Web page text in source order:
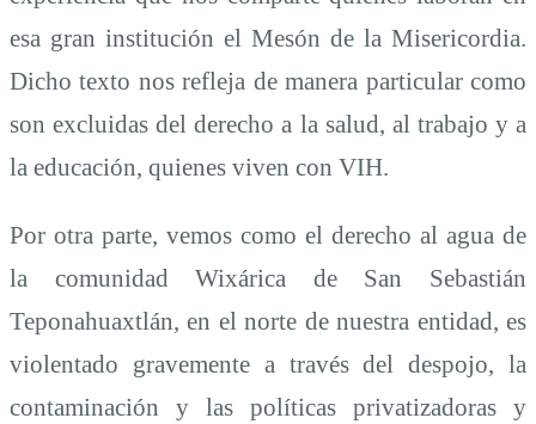
esa gran institución el Mesón de la Misericordia.
Dicho texto nos refleja de manera particular como
son excluidas del derecho a la salud, al trabajo y a
la educación, quienes viven con VIH.
Por otra parte, vemos como el derecho al agua de
la comunidad Wixárica de San Sebastián
Teponahuaxtlán, en el norte de nuestra entidad, es
violentado gravemente a través del despojo, la
contaminación y las políticas privatizadoras y